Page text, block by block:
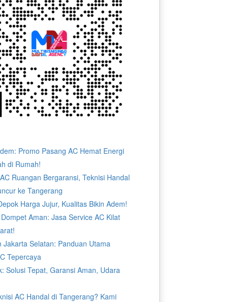
Promo Pasang AC Hemat Energi
di Rumah!
Ruangan Bergaransi, Teknisi Handal
ke Tangerang
Harga Jujur, Kualitas Bikin Adem!
Aman: Jasa Service AC Kilat
Jakarta Selatan: Panduan Utama
Tepercaya
Solusi Tepat, Garansi Aman, Udara
AC Handal di Tangerang? Kami